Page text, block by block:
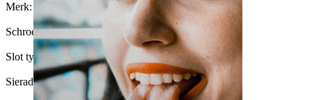
Merk:
Schroefdraad dikte:
Slot type: Push-in
Sieraden type: Zwevende navel ring, Recht staafje